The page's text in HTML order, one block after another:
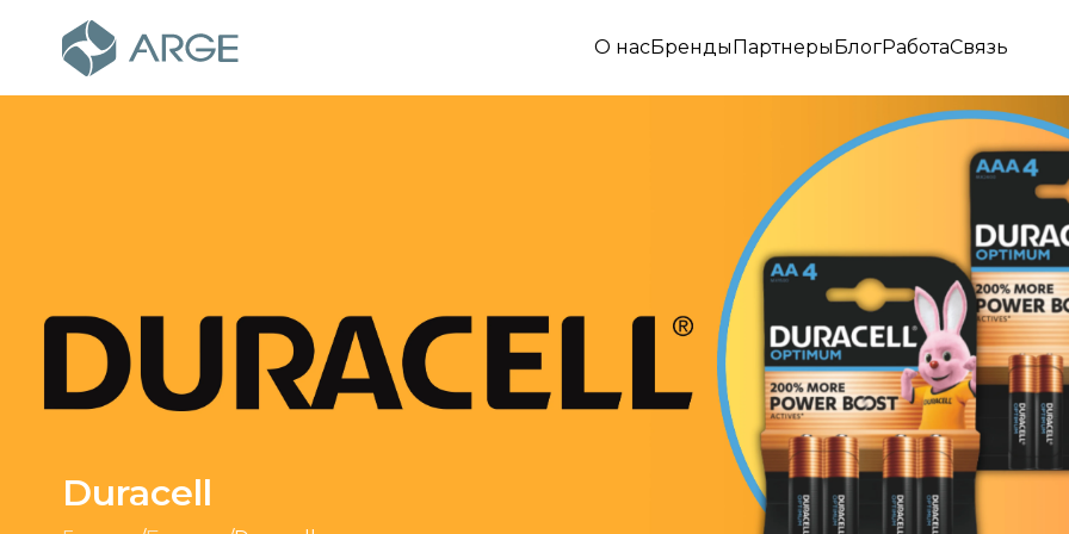
О насБрендыПартнерыБлогРаботаСвязь
Duracell